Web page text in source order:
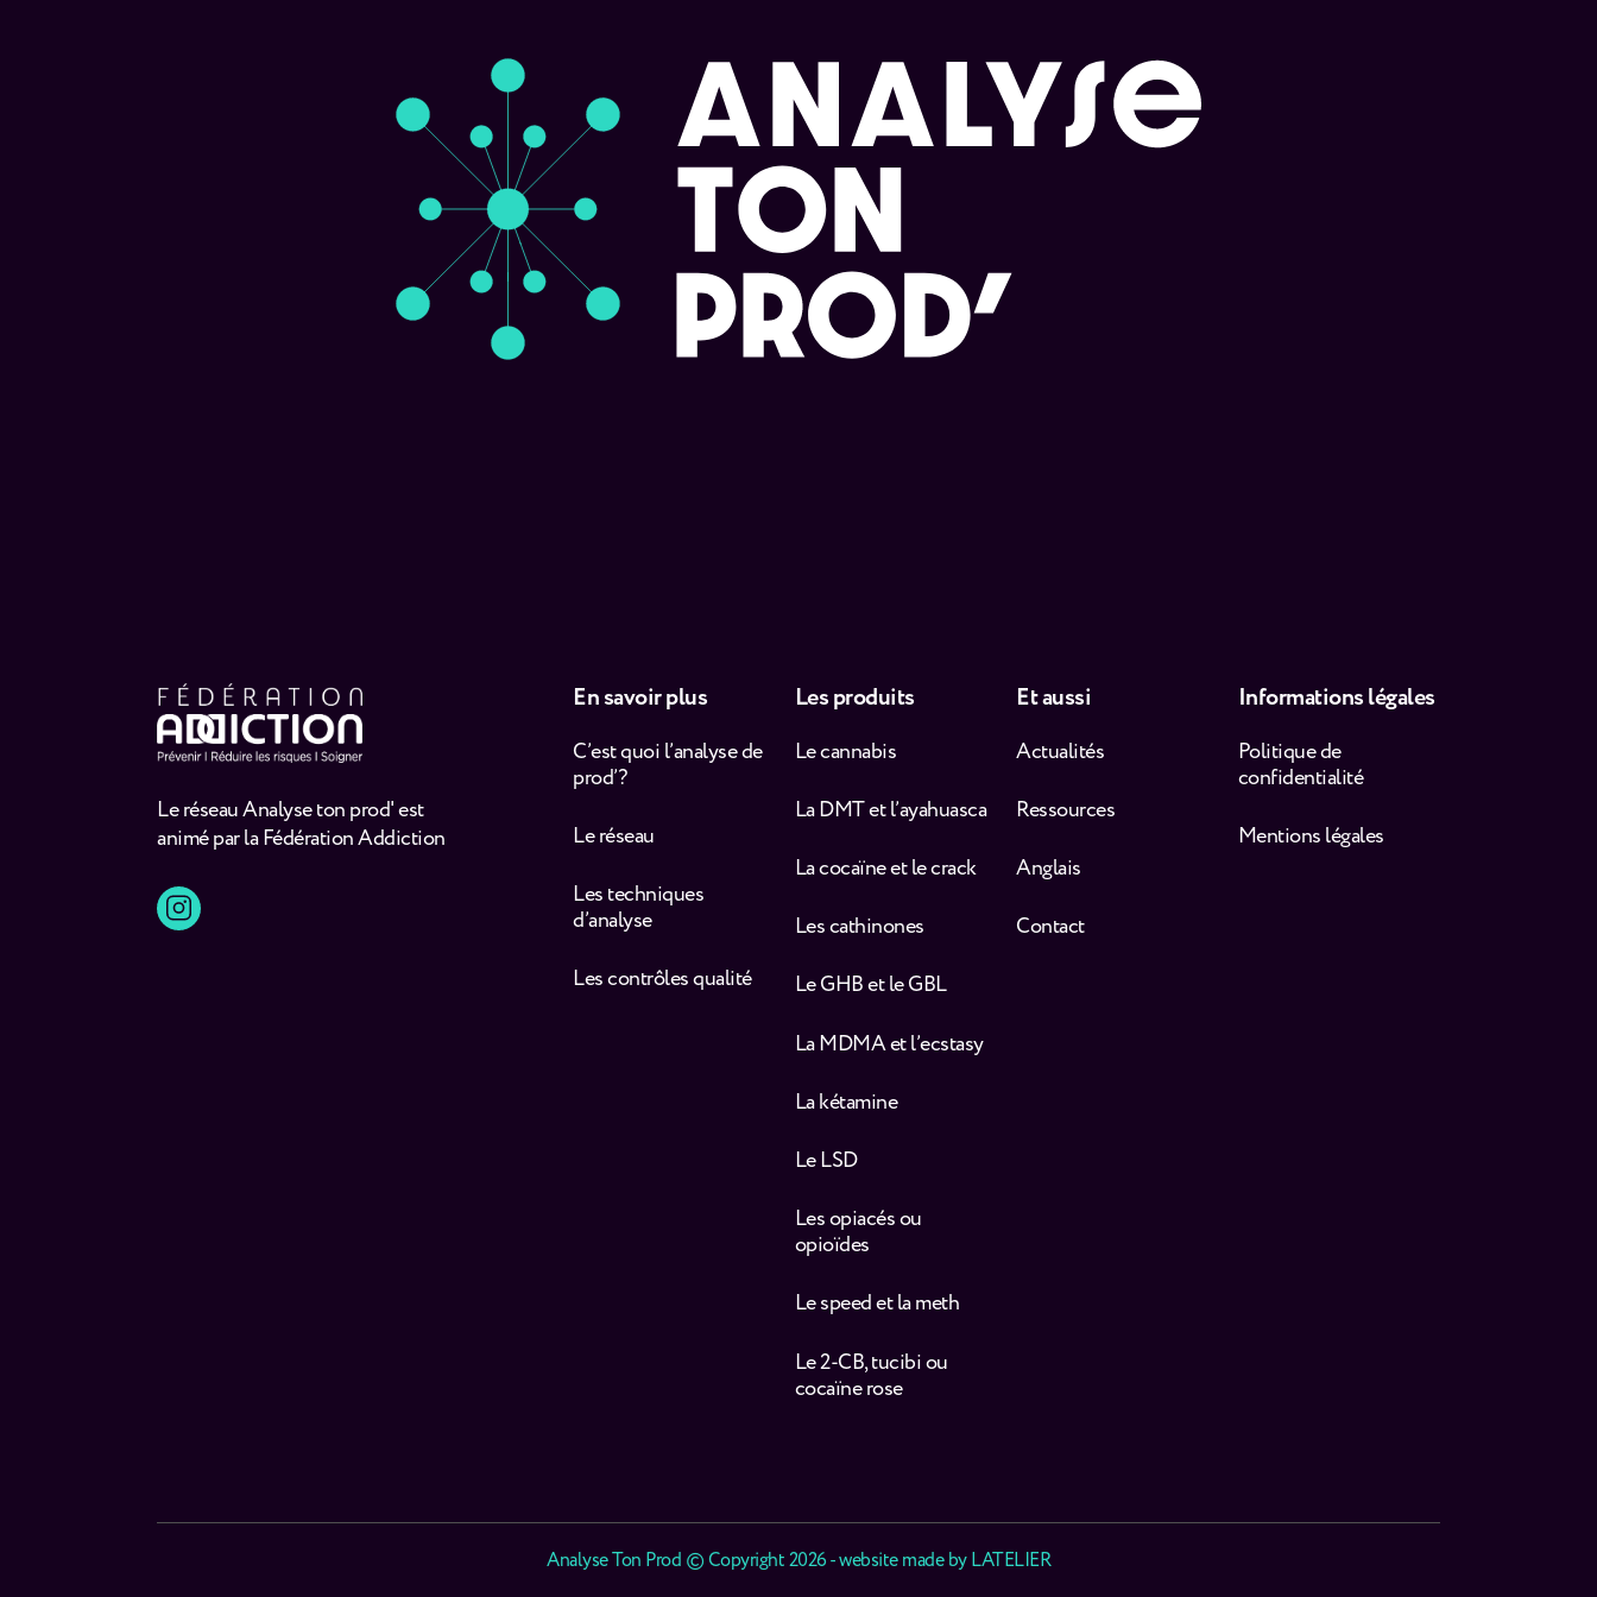
Le réseau Analyse ton prod' est
animé par la Fédération Addiction
En savoir plus
C’est quoi l’analyse de
prod’ ?
Le réseau
Les techniques
d’analyse
Les contrôles qualité
Les produits
Le cannabis
La DMT et l’ayahuasca
La cocaïne et le crack
Les cathinones
Le GHB et le GBL
La MDMA et l’ecstasy
La kétamine
Le LSD
Les opiacés ou
opioïdes
Le speed et la meth
Le 2-CB, tucibi ou
cocaïne rose
Et aussi
Actualités
Ressources
Anglais
Contact
Informations légales
Politique de
confidentialité
Mentions légales
Analyse Ton Prod © Copyright 2026 - website made byLATELIER